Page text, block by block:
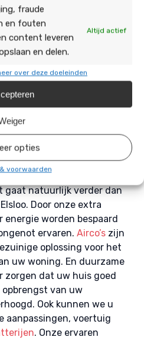
fraude
en fouten
content leveren
en delen.
Altijd actief
over deze doeleinden
opties
voorwaarden
u kunnen voorzien van
advies.
dan
in Elsloo
SteinenBeekhebben wij
bij te dragen aan een
gaat natuurlijk verder dan
Door onze extra
energie worden bespaard
ervaren. Airco’szijn
oplossing voor het
uw woning. En duurzame
zorgen dat uw huis goed
van uw
Ook kunnen we u
aanpassingen, voertuig
. Onze ervaren